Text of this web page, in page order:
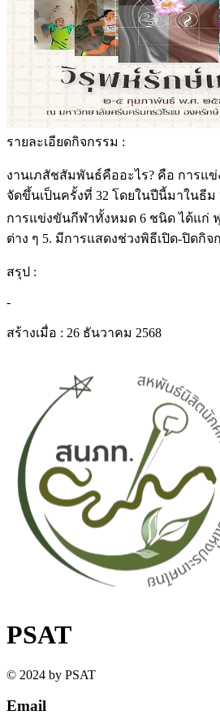
รายละเอียดกิจกรรม :
งานเภสัชสัมพันธ์คืออะไร? คือ การแ
จัดขึ้นเป็นครั้งที่ 32 โดยในปีนี้มาในธีม
การแข่งขันกีฬาทั้งหมด 6 ชนิด ได้แก่
ต่าง ๆ 5. มีการแสดงช่วงพิธีเปิด-ปิดกิ
สรุป :
-
สร้างเมื่อ : 26 ธันวาคม 2568
PSAT
© 2024 by PSAT
Email